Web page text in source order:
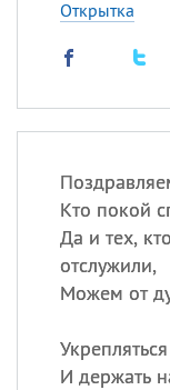
Открытка
Кто покой
Да и тех,
отслужили,
Можем от
И держать